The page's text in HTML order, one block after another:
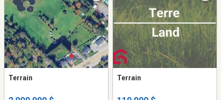
Terrain Terrain